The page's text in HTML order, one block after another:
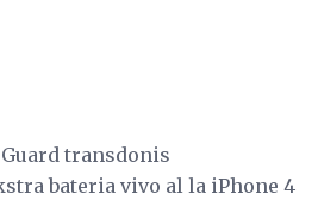
transdonis
bateria vivo al la iPhone 4